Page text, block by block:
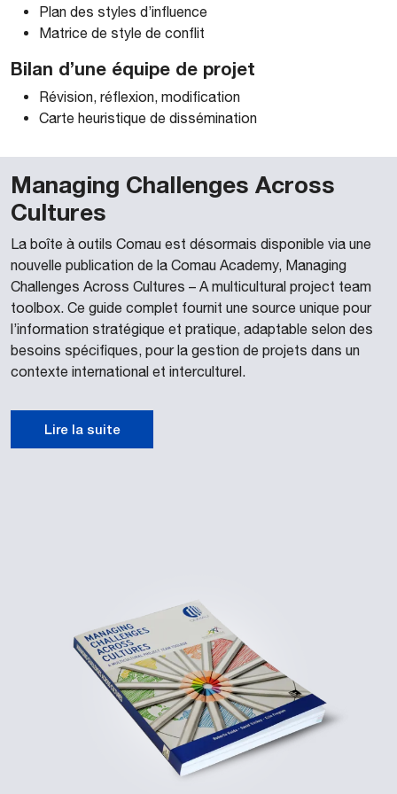
Plan des styles d’influence
Matrice de style de conflit
Bilan d’une équipe de projet
Révision, réflexion, modification
Carte heuristique de dissémination
Managing Challenges Across
Cultures
La boîte à outils Comau est désormais disponible via une
nouvelle publication de la Comau Academy, Managing
Challenges Across Cultures – A multicultural project team
toolbox. Ce guide complet fournit une source unique pour
l’information stratégique et pratique, adaptable selon des
besoins spécifiques, pour la gestion de projets dans un
contexte international et interculturel.
Lire la suite